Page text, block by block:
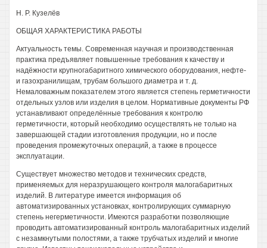
Н. Р. Кузелёв
ОБЩАЯ ХАРАКТЕРИСТИКА РАБОТЫ
Актуальность темы. Современная научная и производственная
практика предъявляет повышенные требования к качеству и
надёжности крупногабаритного химического оборудования, нефте-
и газохранилищам, трубам большого диаметра и т. д.
Немаловажным показателем этого является степень герметичности
отдельных узлов или изделия в целом. Нормативные документы РФ
устанавливают определённые требования к контролю
герметичности, который необходимо осуществлять не только на
завершающей стадии изготовления продукции, но и после
проведения промежуточных операций, а также в процессе
эксплуатации.
Существует множество методов и технических средств,
применяемых для неразрушающего контроля малогабаритных
изделий. В литературе имеется информация об
автоматизированных установках, контролирующих суммарную
степень негерметичности. Имеются разработки позволяющие
проводить автоматизированный контроль малогабаритных изделий
с незамкнутыми полостями, а также трубчатых изделий и многие